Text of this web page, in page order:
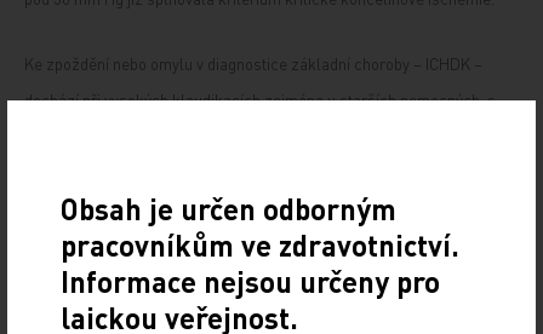
Ke zpoždění nebo omylu v diagnostice základní choroby – ICHDK –
dochází při vysokých klaudikacích zejména u starších nemocných, s
(nebo oslabených, případně asymetrických) je jasným důkazem
uzávěru v oblasti distální aorty a/nebo ilických tepen. Málo lékařů se
také svých pacientů ptá na poruchy erektilní funkce; kombinace bolesti
v hýždi a současná porucha erekce by mohla vést k jednoduchému
Obsah je určen odborným
pracovníkům ve zdravotnictví.
Informace nejsou určeny pro
laickou veřejnost.